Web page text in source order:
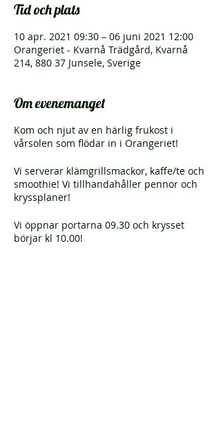
Tid och plats
10 apr. 2021 09:30 – 06 juni 2021 12:00
Orangeriet - Kvarnå Trädgård, Kvarnå
214, 880 37 Junsele, Sverige
Om evenemanget
Kom och njut av en härlig frukost i
vårsolen som flödar in i Orangeriet!
Vi serverar klämgrillsmackor, kaffe/te och
smoothie! Vi tillhandahåller pennor och
kryssplaner!
Vi öppnar portarna 09.30 och krysset
börjar kl 10.00!